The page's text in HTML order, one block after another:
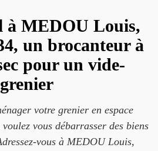
à MEDOU Louis,
un brocanteur à
pour un vide-
grenier
votre grenier en espace
vous débarrasser des biens
vous à MEDOU Louis,